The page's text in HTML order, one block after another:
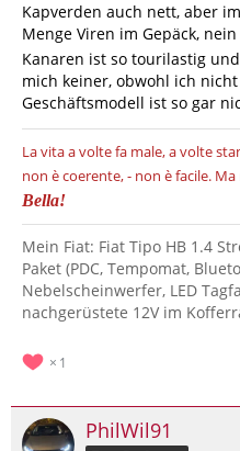
Kapverden auch nett, aber
Menge Viren im Gepäck,
Kanaren ist so tourilastig
mich keiner, obwohl ich
Geschäftsmodell ist so gar
La vita a volte fa male, a volte
non è coerente, - non è facile.
Bella!
Mein Fiat: Fiat Tipo HB 1.4
Paket (PDC, Tempomat,
Nebelscheinwerfer, LED
nachgerüstete 12V im
1
PhilWil91